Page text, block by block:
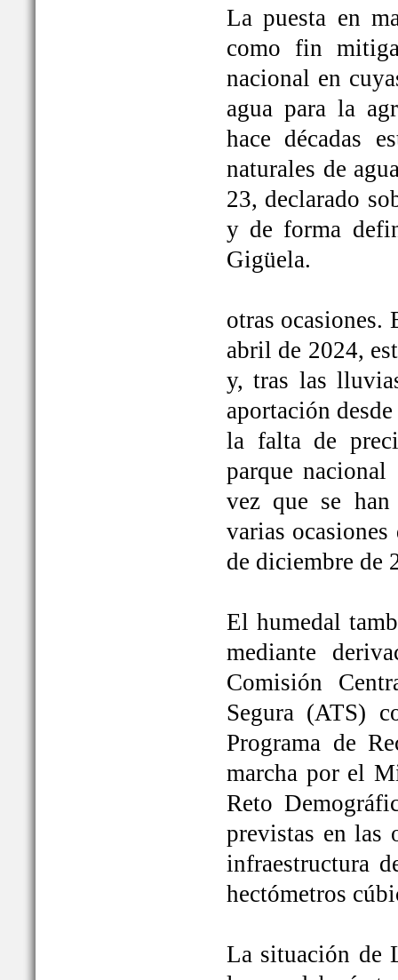
La puesta en
como fin
nacional en
agua para la
hace décadas
naturales de
23, declarado
y de forma
Gigüela.
otras ocasiones.
abril de 2024,
y, tras las
aportación
la falta de
parque
vez que se
varias
de diciembre de
El humedal
mediante
Comisión
Segura (ATS)
Programa de
marcha por el
Reto
previstas en las
infraestructura
hectómetros
La situación de